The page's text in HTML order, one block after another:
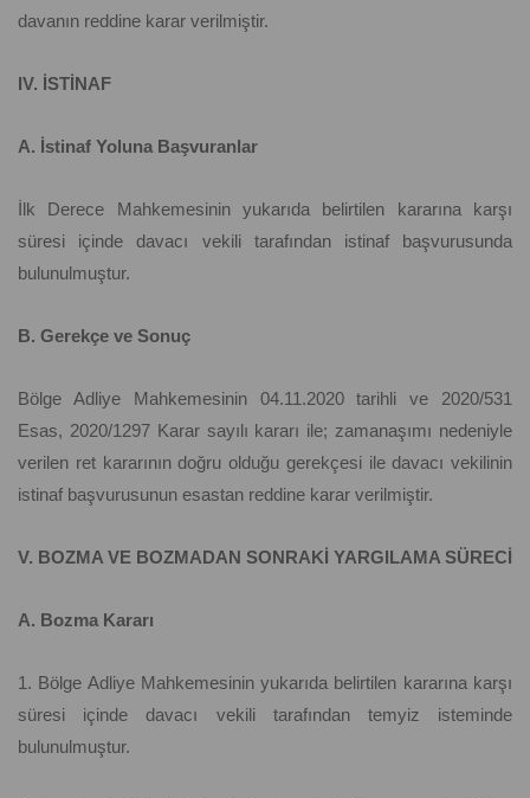
davanın reddine karar verilmiştir.
IV. İSTİNAF
A. İstinaf Yoluna Başvuranlar
İlk Derece Mahkemesinin yukarıda belirtilen kararına karşı
süresi içinde davacı vekili tarafından istinaf başvurusunda
bulunulmuştur.
B. Gerekçe ve Sonuç
Bölge Adliye Mahkemesinin 04.11.2020 tarihli ve 2020/531
Esas, 2020/1297 Karar sayılı kararı ile; zamanaşımı nedeniyle
verilen ret kararının doğru olduğu gerekçesi ile davacı vekilinin
istinaf başvurusunun esastan reddine karar verilmiştir.
V. BOZMA VE BOZMADAN SONRAKİ YARGILAMA SÜRECİ
A. Bozma Kararı
1. Bölge Adliye Mahkemesinin yukarıda belirtilen kararına karşı
süresi içinde davacı vekili tarafından temyiz isteminde
bulunulmuştur.